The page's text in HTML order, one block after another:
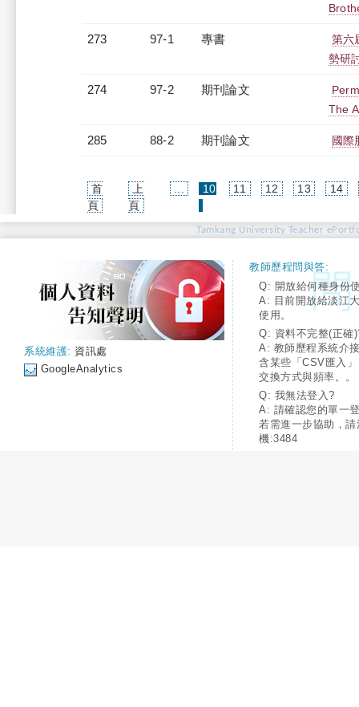
273 97-1 專書
第六
勢研
274 97-2 期刊論文
The
285 88-2 期刊論文 國際
首
頁
上
頁
10
11 12 13 14
Tamkang University Teacher
系統維護: 資訊處
GoogleAnalytics
教師歷程問與答:
Q: 開放給何種身份
A: 目前開放給淡江
使用。
Q: 資料不完整(正確
A: 教師歷程系統介
含某些「CSV匯入
交換方式與頻率。。
Q: 我無法登入?
A: 請確認您的單一
若需進一步協助，
機:3484